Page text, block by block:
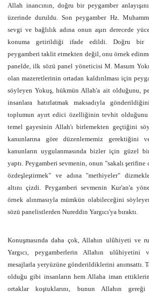
Allah inancının, doğru bir peygamber
üzerinde duruldu. Son peygamber Hz.
sevgi ve bağlılık adına onun aşırı derecede
konuma getirildiği ifade edildi. Doğru bir
peygamberi taklit etmekten değil, onu örnek
panelde, ilk sözü panel yöneticisi M. Masum
olan mazeretlerinin ortadan kaldırılması için
söyleyen Yokuş, hükmün Allah'a ait olduğunu,
insanlara hatırlatmak maksadıyla
toplumun ayırt edici özelliğinin tevhit
temel gayesinin Allah'ı birlemekten geçtiğini
kanunlarına göre düzenlememiz gerektiğini
kanunların uygulanmasında bizler için güzel
yaptı. Peygamberi sevmenin, onun "sakalı
özdeşleştirmek" ve adına "methiyeler"
altını çizdi. Peygamberi sevmenin Kur'an'a
örnek alınmasıyla mümkün olabileceğini
sözü panelistlerden Nureddin Yargıcı'ya bıraktı.
Konuşmasında daha çok, Allahın ulûhiyeti ve
Yargıcı, peygamberlerin Allahın ulûhiyetini
mesajlarla yeryüzüne gönderildiklerini anımsattı.
olduğu gibi insanların hem Allaha iman
ortaklar koştuklarını, bunun Allahın gereği